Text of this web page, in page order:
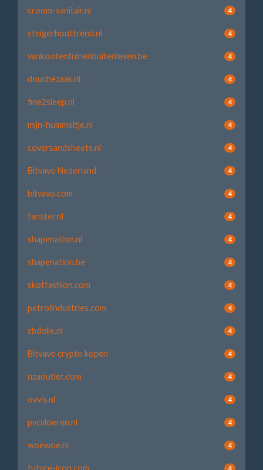
croom-sanitair.nl 4
steigerhouttrend.nl 4
vankootentuinenbuitenleven.be 4
douchezaak.nl 4
fine2sleep.nl 4
mijn-hummeltje.nl 4
coversandsheets.nl 4
Bitvavo Nederland 4
bitvavo.com 4
fanster.nl 4
shapenation.nl 4
shapenation.be 4
skotfashion.com 4
petrolindustries.com 4
cbdolie.nl 4
Bitvavo crypto kopen 4
nzaoutlet.com 4
ovvis.nl 4
pvcvloeren.nl 4
woewoe.nl 4
4